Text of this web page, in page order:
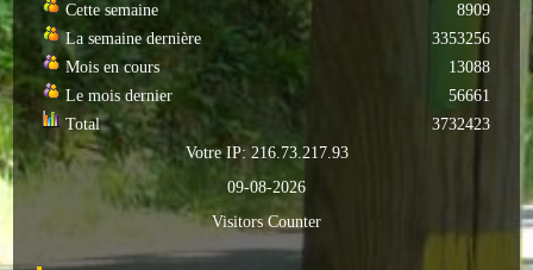
Parents d'élèves
Autres
ENTREPRISES
L'agriculture
Capitale du chrysanthème
Cette semaine
La semaine dernière
Mois en cours
Le mois dernier
Total
8909
3353256
13088
56661
3732423
Votre IP: 216.73.217.93
09-08-2026
Visitors Counter